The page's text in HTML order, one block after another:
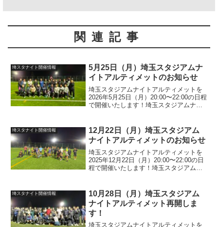
関連記事
埼スタナイト開催情報
5月25日（月）埼玉スタジアムナ
イトアルティメットのお知らせ
埼玉スタジアムナイトアルティメットを
2026年5月25日（月）20:00〜22:00の日程
で開催いたします！埼玉スタジアムナイ
は以下の参加フォームを登録の上、ご参
加いた...
埼スタナイト開催情報
12月22日（月）埼玉スタジアム
ナイトアルティメットのお知らせ
埼玉スタジアムナイトアルティメットを
2025年12月22日（月）20:00〜22:00の日
程で開催いたします！埼玉スタジアムナ
ては以下の参加フォームを登録の上、ご
参加い...
埼スタナイト開催情報
10月28日（月）埼玉スタジアム
ナイトアルティメット再開しま
す！
埼玉スタジアムナイトアルティメットを